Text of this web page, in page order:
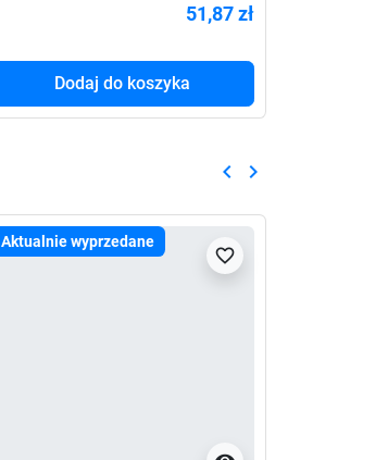
51,87 zł
Dodaj do koszyka
Poprzedni
keyboard_arrow_left Następny
keyboard_arrow_right
Aktualnie wyprzedane
favorite_border